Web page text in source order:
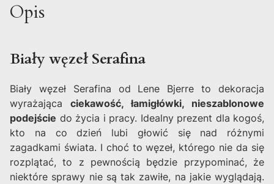
Opis
Biały węzeł Serafina
Biały węzeł Serafina od Lene Bjerre to dekoracja
wyrażająca ciekawość, łamigłówki, nieszablonowe
podejście do życia i pracy. Idealny prezent dla kogoś,
kto na co dzień lubi głowić się nad różnymi
zagadkami świata. I choć to węzeł, którego nie da się
rozplątać, to z pewnością będzie przypominać, że
niektóre sprawy nie są tak zawiłe, na jakie wyglądają.